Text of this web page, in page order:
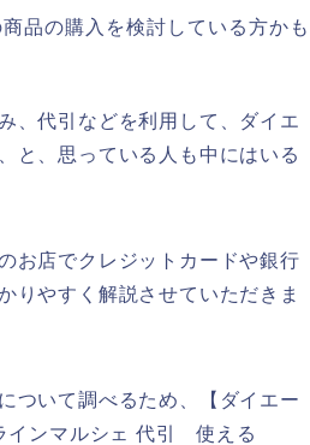
品の購入を検討している方かも
、代引などを利用して、ダイエ
と、思っている人も中にはいる
お店でクレジットカードや銀行
りやすく解説させていただきま
ついて調べるため、【ダイエー
インマルシェ 代引 使える